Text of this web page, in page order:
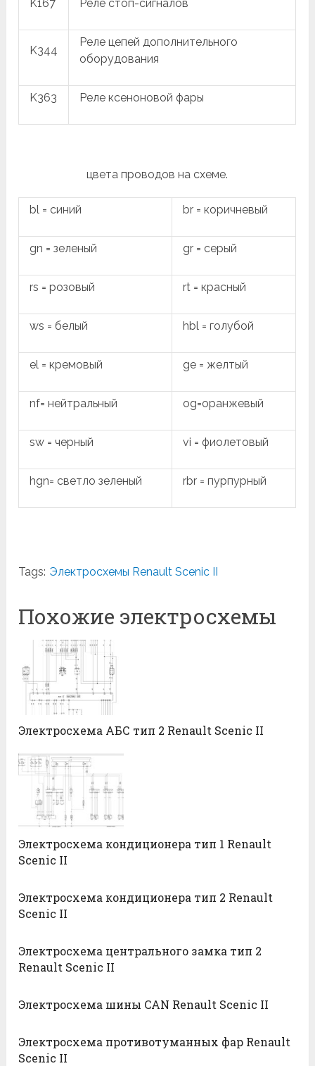
K167 Реле стоп-сигналов
K344
Реле цепей дополнительного
оборудования
K363 Реле ксеноновой фары
цвета проводов на схеме.
bl = синий br = коричневый
gn = зеленый gr = серый
rs = розовый rt = красный
ws = белый hbl = голубой
el = кремовый ge = желтый
nf= нейтральный og=оранжевый
sw = черный vi = фиолетовый
hgn= светло зеленый rbr = пурпурный
Tags: Электросхемы Renault Scenic II
Похожие электросхемы
Электросхема АБС тип 2 Renault Scenic II
Электросхема кондиционера тип 1 Renault
Scenic II
Электросхема кондиционера тип 2 Renault
Scenic II
Электросхема центрального замка тип 2
Renault Scenic II
Электросхема шины CAN Renault Scenic II
Электросхема противотуманных фар Renault
Scenic II